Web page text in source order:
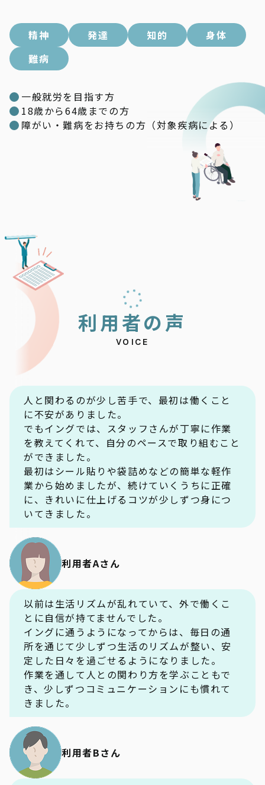
精神 発達 知的
身体
難病
一般就労を目指す方
18歳から64歳までの方
障がい・難病をお持ちの方（対象疾病による）
利用者の声
VOICE
人と関わるのが少し苦手で、最初は働くこと
に不安がありました。
でもイングでは、スタッフさんが丁寧に作業
を教えてくれて、自分のペースで取り組むこと
ができました。
最初はシール貼りや袋詰めなどの簡単な軽作
業から始めましたが、続けていくうちに正確
に、きれいに仕上げるコツが少しずつ身につ
いてきました。
利用者Aさん
以前は生活リズムが乱れていて、外で働くこ
とに自信が持てませんでした。
イングに通うようになってからは、毎日の通
所を通じて少しずつ生活のリズムが整い、安
定した日々を過ごせるようになりました。
作業を通して人との関わり方を学ぶこともで
き、少しずつコミュニケーションにも慣れて
きました。
利用者Bさん